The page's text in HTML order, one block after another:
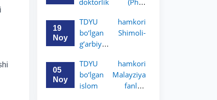
doktorlik (PhD)
himoyasi bo‘lib
o‘tadi
19
Noy
TDYU hamkori
bo‘lgan Shimoli-
g‘arbiy
huquq universiteti
2-3-kurs talabalari
uchun akademik
05
Noy
TDYU hamkori
bo‘lgan Malayziya
islom fanlari